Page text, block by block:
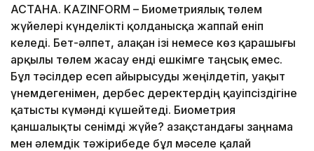
АСТАНА. KAZINFORM – Биометриялық төлем
жүйелері күнделікті қолданысқа жаппай еніп
келеді. Бет-әлпет, алақан ізі немесе көз қарашығы
арқылы төлем жасау енді ешкімге таңсық емес.
Бұл тәсілдер есеп айырысуды жеңілдетіп, уақыт
үнемдегенімен, дербес деректердің қауіпсіздігіне
қатысты күмәнді күшейтеді. Биометрия
қаншалықты сенімді жүйе? Қазақстандағы заңнама
мен әлемдік тәжірибеде бұл мәселе қалай